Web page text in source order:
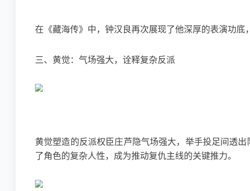
在《藏海传》中，钟汉良再次展现了他深厚的表演功底
三、黄觉：气场强大，诠释复杂反派
黄觉塑造的反派权臣庄芦隐气场强大，举手投足间透
了角色的复杂人性，成为推动复仇主线的关键推力。